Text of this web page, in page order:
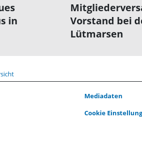
in
Vorstand bei
Lütmarsen
Mediadaten
Cookie